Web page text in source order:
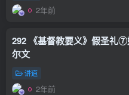
2年前
292 《基督教要义》假圣礼
尔文
讲道
2年前